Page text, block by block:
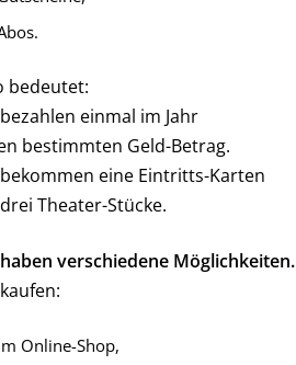
bedeutet:
einmal im Jahr
bestimmten Geld-Betrag.
eine Eintritts-Karten
Theater-Stücke.
verschiedene Möglichkeiten.
Online-Shop,